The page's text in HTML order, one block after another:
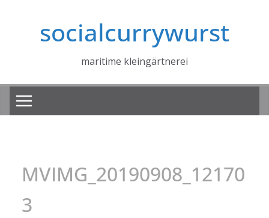
socialcurrywurst
maritime kleingärtnerei
MVIMG_20190908_12170
3